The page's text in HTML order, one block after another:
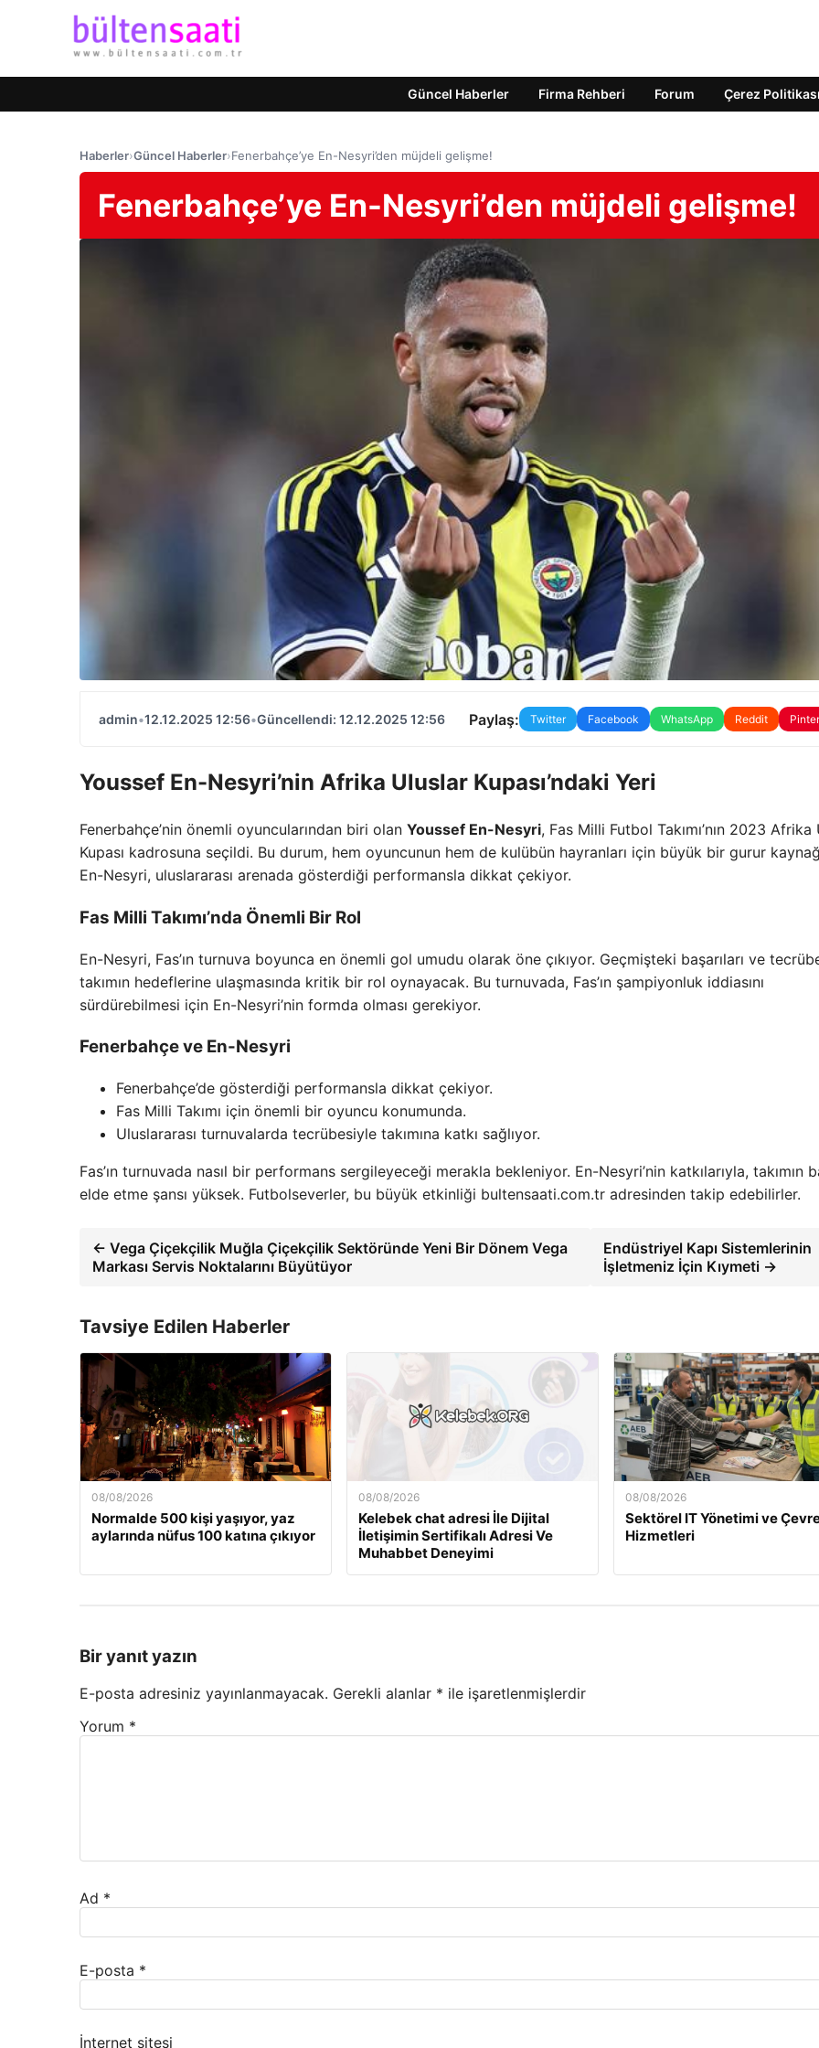
Güncel Haberler Firma Rehberi Forum Çerez Politikası
Haberler›Güncel Haberler›Fenerbahçe’ye En-Nesyri’den müjdeli gelişme!
Fenerbahçe’ye En-Nesyri’den müjdeli gelişme!
admin•12.12.2025 12:56•Güncellendi: 12.12.2025 12:56 Paylaş: Twitter Facebook WhatsApp Reddit
Youssef En-Nesyri’nin Afrika Uluslar Kupası’ndaki Yeri
Fenerbahçe’nin önemli oyuncularından biri olan Youssef En-Nesyri, Fas Milli Futbol Takımı’nın 2023 Afrika
Kupası kadrosuna seçildi. Bu durum, hem oyuncunun hem de kulübün hayranları için büyük bir gurur
En-Nesyri, uluslararası arenada gösterdiği performansla dikkat çekiyor.
Fas Milli Takımı’nda Önemli Bir Rol
En-Nesyri, Fas’ın turnuva boyunca en önemli gol umudu olarak öne çıkıyor. Geçmişteki başarıları ve
takımın hedeflerine ulaşmasında kritik bir rol oynayacak. Bu turnuvada, Fas’ın şampiyonluk iddiasını
sürdürebilmesi için En-Nesyri’nin formda olması gerekiyor.
Fenerbahçe ve En-Nesyri
Fenerbahçe’de gösterdiği performansla dikkat çekiyor.
Fas Milli Takımı için önemli bir oyuncu konumunda.
Uluslararası turnuvalarda tecrübesiyle takımına katkı sağlıyor.
Fas’ın turnuvada nasıl bir performans sergileyeceği merakla bekleniyor. En-Nesyri’nin katkılarıyla, takımın
elde etme şansı yüksek. Futbolseverler, bu büyük etkinliği bultensaati.com.tr adresinden takip edebilirler.
← Vega Çiçekçilik Muğla Çiçekçilik Sektöründe Yeni Bir Dönem Vega
Markası Servis Noktalarını Büyütüyor
Endüstriyel Kapı Sistemlerinin
İşletmeniz İçin Kıymeti →
Tavsiye Edilen Haberler
08/08/2026
Normalde 500 kişi yaşıyor, yaz
aylarında nüfus 100 katına çıkıyor
08/08/2026
Kelebek chat adresi İle Dijital
İletişimin Sertifikalı Adresi Ve
Muhabbet Deneyimi
08/08/2026
Sektörel IT Yönetimi ve
Hizmetleri
Bir yanıt yazın
E-posta adresiniz yayınlanmayacak. Gerekli alanlar * ile işaretlenmişlerdir
Yorum *
Ad *
E-posta *
İnternet sitesi